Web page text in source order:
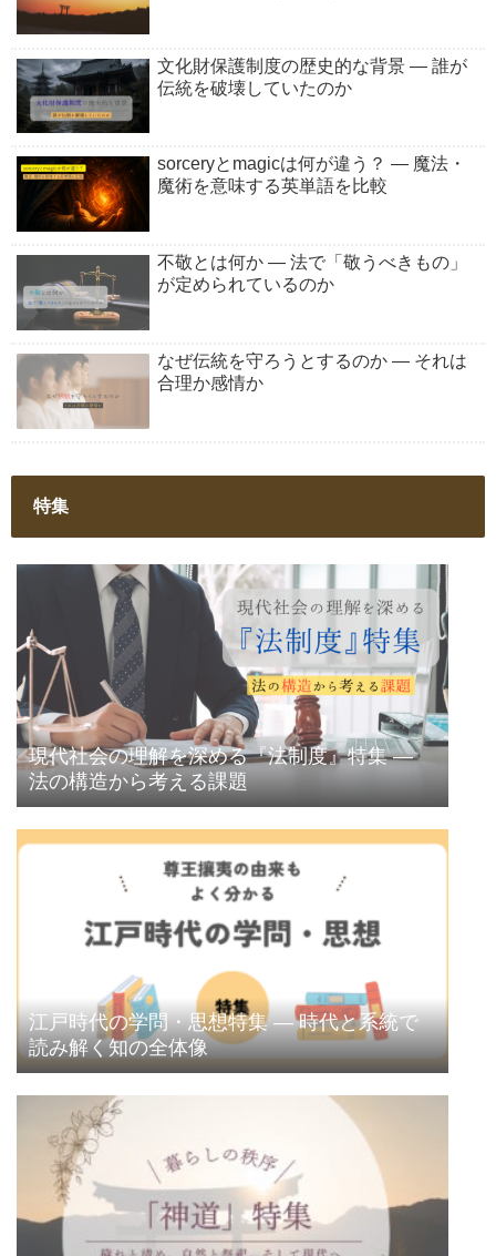
文化財保護制度の歴史的な背景 ― 誰が
伝統を破壊していたのか
sorceryとmagicは何が違う？ ― 魔法・
魔術を意味する英単語を比較
不敬とは何か ― 法で「敬うべきもの」
が定められているのか
なぜ伝統を守ろうとするのか ― それは
合理か感情か
特集
現代社会の理解を深める『法制度』特集 ―
法の構造から考える課題
江戸時代の学問・思想特集 ― 時代と系統で
読み解く知の全体像